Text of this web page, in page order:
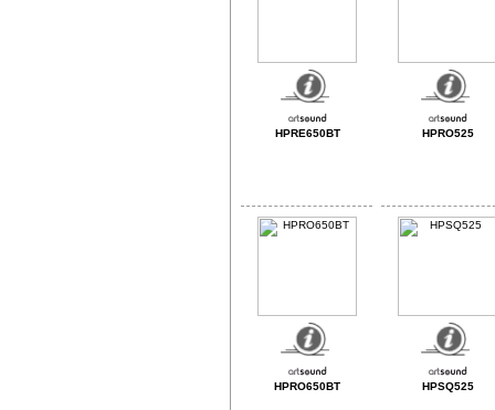
HPRE650BT HPRO525
HPRO650BT HPSQ525